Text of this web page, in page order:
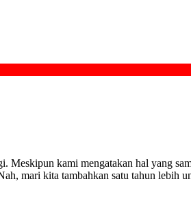
Meskipun kami mengatakan hal yang
mari kita tambahkan satu tahun lebih